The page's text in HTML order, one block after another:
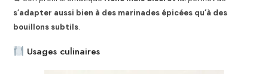
s’adapter aussi bien à des marinades épicées qu’à des
bouillons subtils.
Usages culinaires